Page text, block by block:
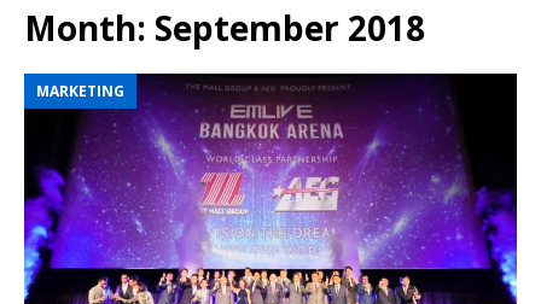
Month: September 2018
MARKETING